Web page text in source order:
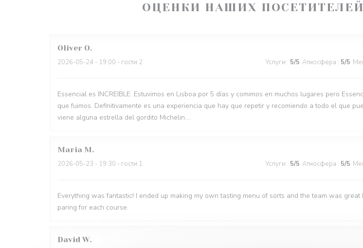
ОЦЕНКИ НАШИХ ПОСЕТИТЕЛЕЙ
Oliver O
2026-05-24 - 19:00 - гости 2 Услуги : 5/5 Атмосфера : 5/5
Essencial es INCREIBLE. Estuvimos en Lisboa por 5 días y comimos en muchos lugares pero
que fuimos. Definitivamente es una experiencia que hay que repetir y recomiendo a todo el que
viene alguna estrella del gordito Michelin....
Maria M
2026-05-23 - 19:30 - гости 1 Услуги : 5/5 Атмосфера : 5/5
Everything was fantastic! I ended up making my own tasting menu of sorts and the team was
paring for each course.
David W